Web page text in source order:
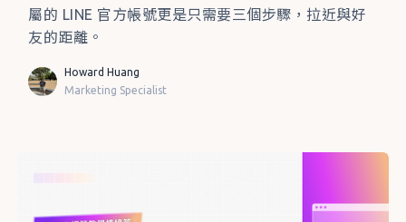
屬的 LINE 官方帳號更是只需要三個步驟，拉近與好
友的距離。
Howard Huang
Marketing Specialist